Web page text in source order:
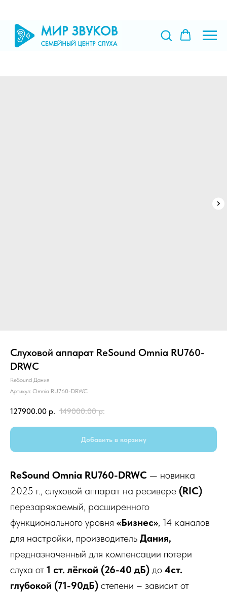
Слуховой аппарат ReSound Omnia RU760-
DRWС
ReSound Дания
Артикул: Omnia RU760-DRWС
127900.00 р. 149000.00 р.
Добавить в корзину
ReSound Omnia RU760-DRWC — новинка
2025 г., слуховой аппарат на ресивере (RIC)
перезаряжаемый, расширенного
функционального уровня «Бизнес», 14 каналов
для настройки, производитель Дания,
предназначенный для компенсации потери
слуха от 1 ст. лёгкой (26-40 дБ) до 4ст.
глубокой (71-90дБ) степени – зависит от